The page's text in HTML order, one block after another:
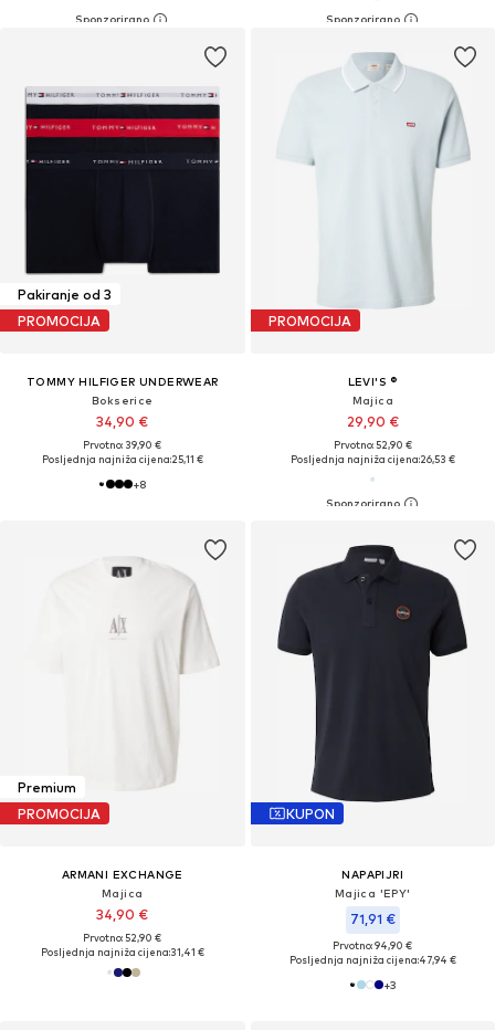
Pakiranje od 3
PROMOCIJA
TOMMY HILFIGER UNDERWEAR
Bokserice
34,90 €
Prvotno: 39,90 €
Posljednja najniža cijena:25,11 €
+8
PROMOCIJA
LEVI'S ®
Majica
29,90 €
Prvotno: 52,90 €
Posljednja najniža cijena:26,53 €
Premium
PROMOCIJA
ARMANI EXCHANGE
Majica
34,90 €
Prvotno: 52,90 €
Posljednja najniža cijena:31,41 €
KUPON
NAPAPIJRI
Majica 'EPY'
71,91 €
Prvotno: 94,90 €
Posljednja najniža cijena:47,94 €
+3